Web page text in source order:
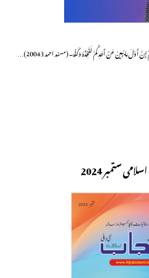
مَا يُبِينُ عَنْ أَحَدِكُمْ لَفَخِذُهُ وَكَفُّهُ۔ (مسند احمد 20043)…
ستمبر 2024